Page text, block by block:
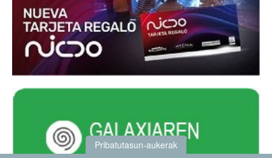
Pribatutasun-aukerak